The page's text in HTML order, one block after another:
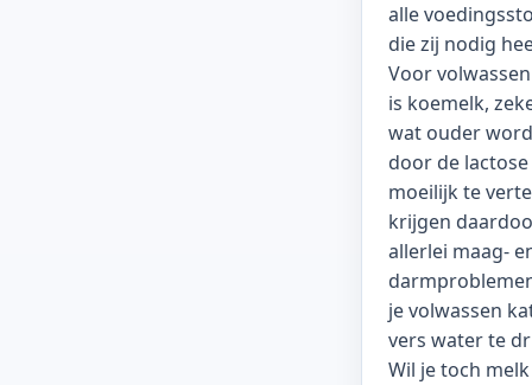
alle
die zij nodig
Voor
is koemelk,
wat ouder
door de
moeilijk te
krijgen
allerlei maag-
je volwassen
vers water te
Wil je toch